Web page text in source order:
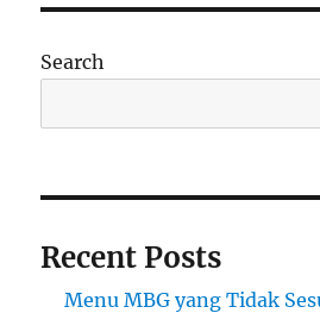
Search
Recent Posts
Menu MBG yang Tidak